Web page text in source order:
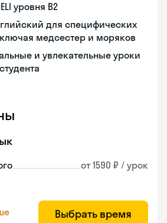
уровня В2
для специфических
медсестер и моряков
и увлекательные уроки
от 1590 ₽ / урок
Выбрать время